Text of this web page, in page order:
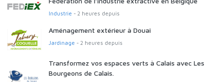
Industrie - 2 heures depuis
Aménagement extérieur à Douai
Jardinage - 2 heures depuis
Transformez vos espaces verts à Calais avec Les
Bourgeons de Calais.